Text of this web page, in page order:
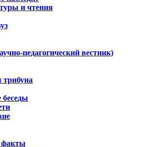
и чтения
педагогический вестник)
трибуна
беседы
факты